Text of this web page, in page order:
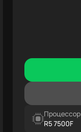
Процессор
R5 7500F